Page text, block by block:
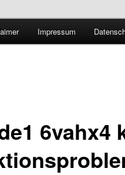
Forschung
Impressum
6vahx4